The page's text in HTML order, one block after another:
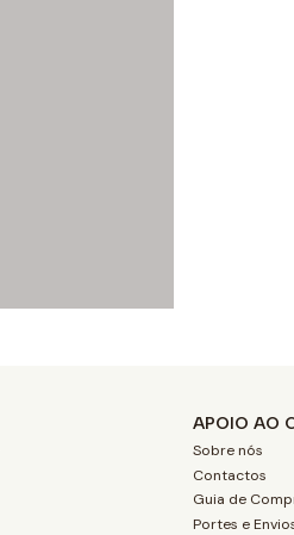
APOIO AO
Sobre nós
Contactos
Guia de
Portes e